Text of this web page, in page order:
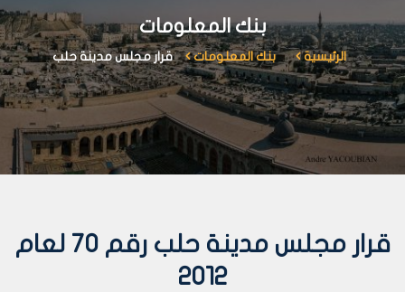
بنك المعلومات
الرئيسية بنك المعلومات قرار مجلس مدينة حلب
قرار مجلس مدينة حلب رقم 70 لعام
2012